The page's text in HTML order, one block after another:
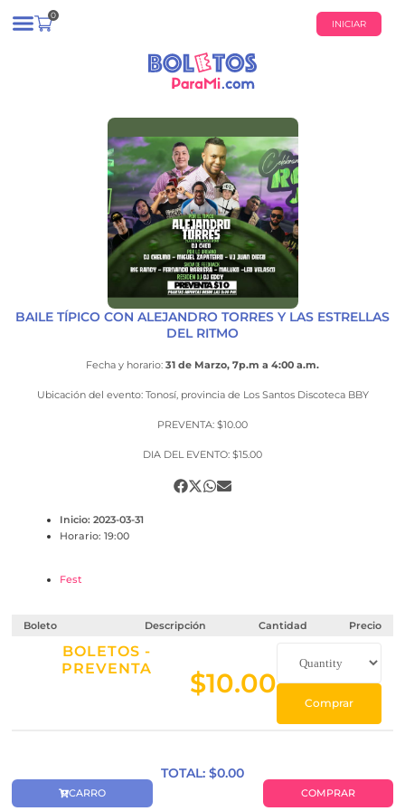
0
INICIAR
BAILE TÍPICO CON ALEJANDRO TORRES Y LAS ESTRELLAS
DEL RITMO
Fecha y horario: 31 de Marzo, 7p.m a 4:00 a.m.
Ubicación del evento: Tonosí, provincia de Los Santos Discoteca BBY
PREVENTA: $10.00
DIA DEL EVENTO: $15.00
Inicio: 2023-03-31
Horario: 19:00
Fest
Boleto Descripción Cantidad Precio
BOLETOS -
PREVENTA
$10.00
Comprar
TOTAL: $0.00
CARRO COMPRAR